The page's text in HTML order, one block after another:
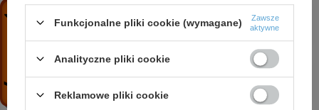
Wąż przyłączeniowy do baterii L-40 cm M10 x 1-
2 długi
9,38 zł / szt.
Wąż przyłączeniowy do baterii L-80 cm M10 x 1-
2 krótki
10,66 zł / szt.
Funkcjonalne pliki cookie (wymagane)
Zawsze
aktywne
Analityczne pliki cookie
Reklamowe pliki cookie